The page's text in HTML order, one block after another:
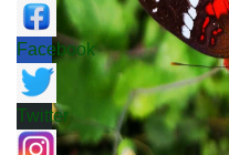
Facebook
Twitter